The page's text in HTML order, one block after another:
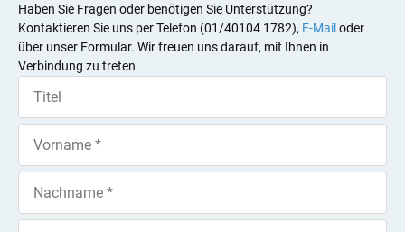
Haben Sie Fragen oder benötigen Sie Unterstützung?
Kontaktieren Sie uns per Telefon (01/40104 1782), E-Mail oder
über unser Formular. Wir freuen uns darauf, mit Ihnen in
Verbindung zu treten.